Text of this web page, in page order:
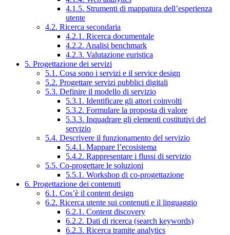
4.1.5. Strumenti di mappatura dell’esperienza
utente
4.2. Ricerca secondaria
4.2.1. Ricerca documentale
4.2.2. Analisi benchmark
4.2.3. Valutazione euristica
5. Progettazione dei servizi
5.1. Cosa sono i servizi e il service design
5.2. Progettare servizi pubblici digitali
5.3. Definire il modello di servizio
5.3.1. Identificare gli attori coinvolti
5.3.2. Formulare la proposta di valore
5.3.3. Inquadrare gli elementi costitutivi del
servizio
5.4. Descrivere il funzionamento del servizio
5.4.1. Mappare l’ecosistema
5.4.2. Rappresentare i flussi di servizio
5.5. Co-progettare le soluzioni
5.5.1. Workshop di co-progettazione
6. Progettazione dei contenuti
6.1. Cos’è il content design
6.2. Ricerca utente sui contenuti e il linguaggio
6.2.1. Content discovery
6.2.2. Dati di ricerca (search keywords)
6.2.3. Ricerca tramite analytics